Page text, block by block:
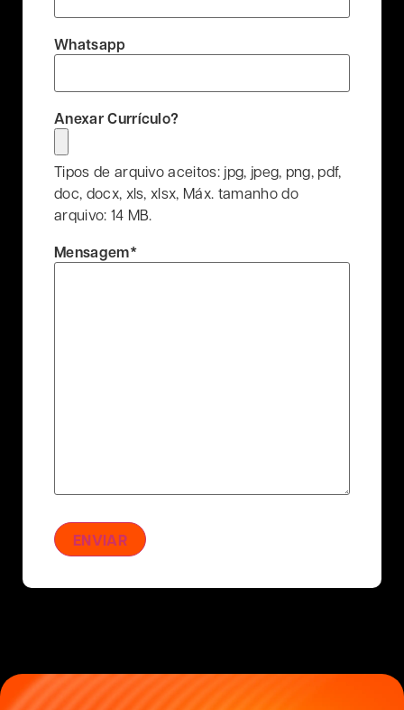
Whatsapp
Anexar Currículo?
Tipos de arquivo aceitos: jpg, jpeg, png, pdf,
doc, docx, xls, xlsx, Máx. tamanho do
arquivo: 14 MB.
Mensagem*